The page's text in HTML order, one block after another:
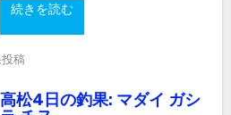
続きを読む
稿
高松4日の釣果: マダイ ガシ